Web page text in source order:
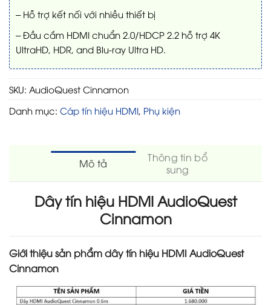
– Hỗ trợ kết nối với nhiều thiết bị
– Đầu cắm HDMI chuẩn 2.0/HDCP 2.2 hỗ trợ 4K
UltraHD, HDR, and Blu-ray Ultra HD.
SKU: AudioQuest Cinnamon
Danh mục: Cáp tín hiệu HDMI Phụ kiện
Mô tả
Thông tin bổ
sung
Dây tín hiệu HDMI AudioQuest
Cinnamon
Giới thiệu sản phẩm dây tín hiệu HDMI AudioQuest
Cinnamon